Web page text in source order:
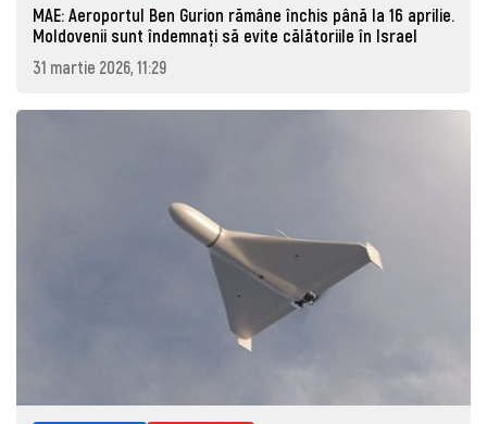
MAE: Aeroportul Ben Gurion rămâne închis până la 16 aprilie.
Moldovenii sunt îndemnați să evite călătoriile în Israel
31 martie 2026, 11:29